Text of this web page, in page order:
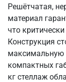
Решётчатая,
материал
что
Конструкция
максимальную
компактных
кг стеллаж